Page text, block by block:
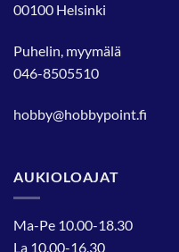
00100 Helsinki
Puhelin, myymälä
046-8505510
hobby@hobbypoint.fi
AUKIOLOAJAT
Ma-Pe 10.00-18.30
La 10.00-16.30